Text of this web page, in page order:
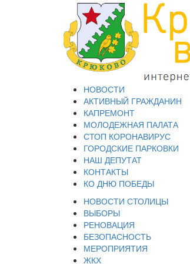
НОВОСТИ
АКТИВНЫЙ ГРАЖДАНИН
КАПРЕМОНТ
МОЛОДЕЖНАЯ ПАЛАТА
СТОП КОРОНАВИРУС
ГОРОДСКИЕ ПАРКОВКИ
НАШ ДЕПУТАТ
КОНТАКТЫ
КО ДНЮ ПОБЕДЫ
НОВОСТИ СТОЛИЦЫ
ВЫБОРЫ
РЕНОВАЦИЯ
БЕЗОПАСНОСТЬ
МЕРОПРИЯТИЯ
ЖКХ